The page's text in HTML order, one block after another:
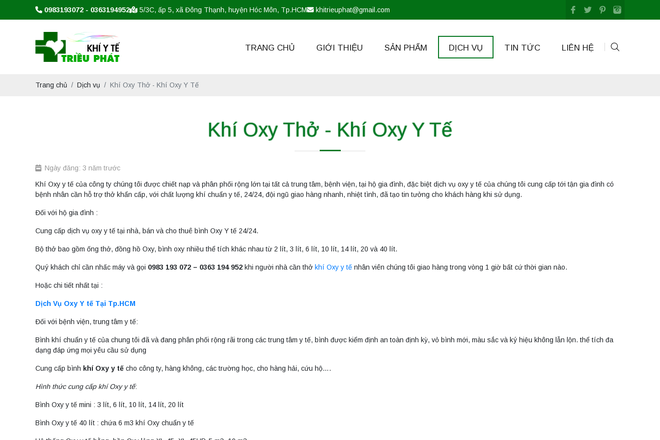
0983193072 - 0363194952 5/3C, ấp 5, xã Đông Thạnh, huyện Hóc Môn, Tp.HCM khitrieuphat@gmail.com
TRANG CHỦ GIỚI THIỆU SẢN PHẨM DỊCH VỤ TIN TỨC LIÊN HỆ
Trang chủ Dịch vụ Khí Oxy Thở - Khí Oxy Y Tế
Khí Oxy Thở - Khí Oxy Y Tế
Ngày đăng: 3 năm trước
Khí Oxy y tế của công ty chúng tôi được chiết nạp và phân phối rộng lớn tại tất cả trung tâm, bệnh viện, tại hộ gia đình, đặc biệt dịch vụ oxy y tế của chúng tôi cung cấp tới tận gia đình có
bệnh nhân cần hỗ trợ thở khẩn cấp, với chất lượng khí chuẩn y tế, 24/24, đội ngũ giao hàng nhanh, nhiệt tình, đã tạo tin tưởng cho khách hàng khi sử dụng.
Đối với hộ gia đình :
Cung cấp dịch vụ oxy y tế tại nhà, bán và cho thuê bình Oxy Y tế 24/24.
Bộ thở bao gồm ống thở, đồng hồ Oxy, bình oxy nhiều thể tích khác nhau từ 2 lít, 3 lít, 6 lít, 10 lít, 14 lít, 20 và 40 lít.
Quý khách chỉ cần nhấc máy và gọi 0983 193 072 – 0363 194 952 khi người nhà cần thở khí Oxy y tế nhân viên chúng tôi giao hàng trong vòng 1 giờ bất cứ thời gian nào.
Hoặc chi tiết nhất tại :
Dịch Vụ Oxy Y tế Tại Tp.HCM
Đối với bệnh viện, trung tâm y tế:
Bình khí chuẩn y tế của chung tôi đã và đang phân phối rộng rãi trong các trung tâm y tế, bình được kiểm định an toàn định kỳ, vỏ bình mới, màu sắc và ký hiệu không lẫn lộn. thể tích đa
dạng đáp ứng mọi yêu cầu sử dụng
Cung cấp bình khí Oxy y tế cho công ty, hàng không, các trường học, cho hàng hải, cứu hộ….
Hình thức cung cấp khí Oxy y tế:
Bình Oxy y tế mini : 3 lít, 6 lít, 10 lít, 14 lít, 20 lít
Bình Oxy y tế 40 lít : chứa 6 m3 khí Oxy chuẩn y tế